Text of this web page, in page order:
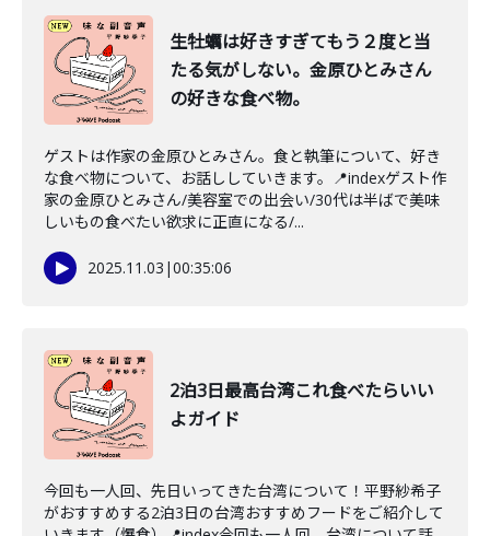
生牡蠣は好きすぎてもう２度と当
たる気がしない。金原ひとみさん
の好きな食べ物。
ゲストは作家の金原ひとみさん。食と執筆について、好き
な食べ物について、お話ししていきます。📍indexゲスト作
家の金原ひとみさん/美容室での出会い/30代は半ばで美味
しいもの食べたい欲求に正直になる/...
2025.11.03 |00:35:06
2泊3日最高台湾これ食べたらいい
よガイド
今回も一人回、先日いってきた台湾について！平野紗希子
がおすすめする2泊3日の台湾おすすめフードをご紹介して